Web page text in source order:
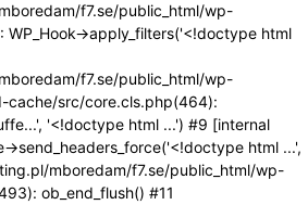
f7.se/public_html/wp-
>apply_filters('<!doctype html
f7.se/public_html/wp-
cache/src/core.cls.php(464):
'<!doctype html ...') #9 [internal
html ...',
mboredam/f7.se/public_html/wp-
ob_end_flush() #11